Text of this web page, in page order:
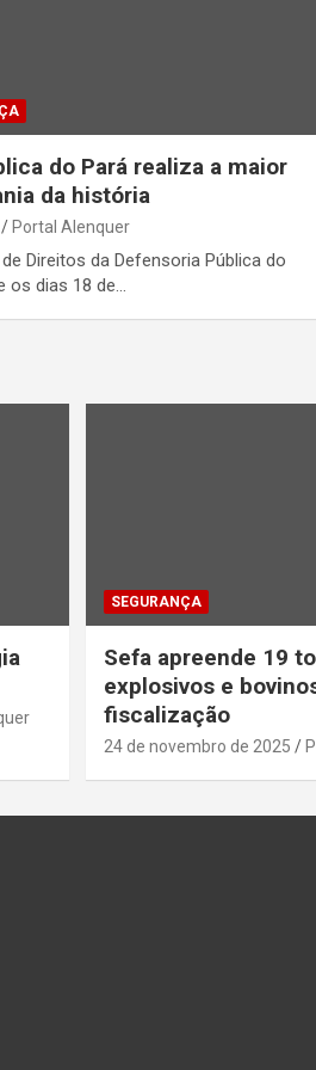
do Pará realiza a maior
da história
Portal Alenquer
Direitos da Defensoria Pública do
os dias 18 de…
SEGURANÇA
Sefa apreende 19
explosivos e
fiscalização
24 de novembro de 2025